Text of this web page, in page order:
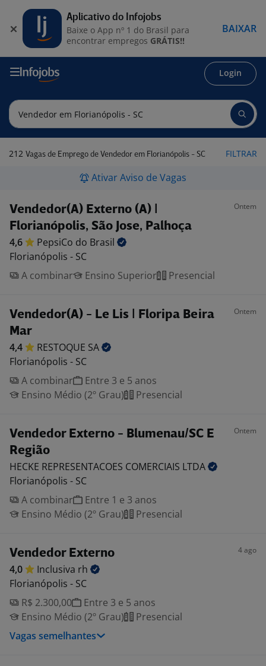
Login
212 Vagas de Emprego de Vendedor em Florianópolis - SC FILTRAR
Ativar Aviso de Vagas
Vendedor(A) Externo (A) |
Florianópolis, São Jose, Palhoça
Ontem
4,6 PepsiCo do Brasil
Florianópolis - SC
A combinar
Ensino Superior Presencial
Vendedor(A) - Le Lis | Floripa Beira
Mar
Ontem
4,4 RESTOQUE SA
Florianópolis - SC
A combinar
Entre 3 e 5 anos
Ensino Médio (2º Grau)
Presencial
Vendedor Externo - Blumenau/SC E
Região
Ontem
HECKE REPRESENTACOES COMERCIAIS LTDA
Florianópolis - SC
A combinar
Entre 1 e 3 anos
Ensino Médio (2º Grau)
Presencial
Vendedor Externo 4 ago
4,0 Inclusiva rh
Florianópolis - SC
R$ 2.300,00
Entre 3 e 5 anos
Ensino Médio (2º Grau)
Presencial
Vagas semelhantes
Aplicativo do Infojobs
Baixe o App nº 1 do Brasil para
encontrar empregos GRÁTIS!!
BAIXAR